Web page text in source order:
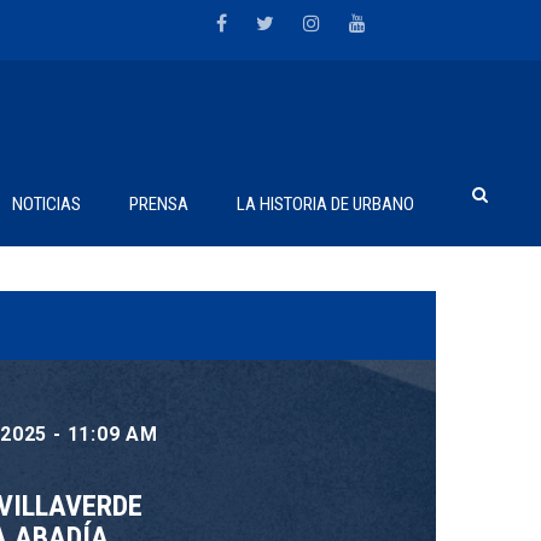
NOTICIAS PRENSA LA HISTORIA DE URBANO
- 11:09 AM